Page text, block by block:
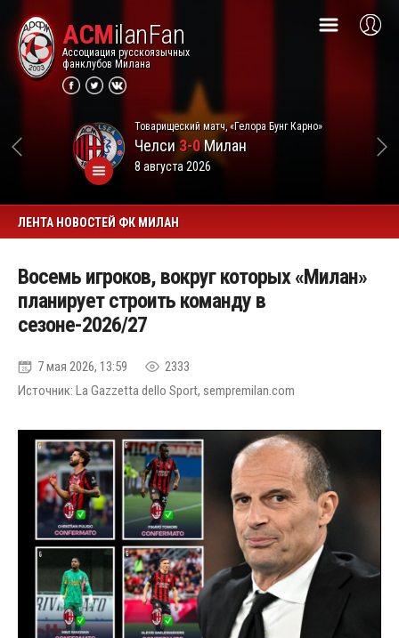
ACMilanFan
Ассоциация русскоязычных
фанклубов Милана
Товарищеский матч, «Гелора Бунг Карно»
Челси3-0Милан
8 августа 2026
ЛЕНТА НОВОСТЕЙ ФК МИЛАН
Восемь игроков, вокруг которых «Милан»
планирует строить команду в
сезоне-2026/27
7 мая 2026, 13:59
2333
Источник: La Gazzetta dello Sport, sempremilan.com